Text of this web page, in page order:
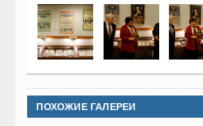
ПОХОЖИЕ ГАЛЕРЕИ